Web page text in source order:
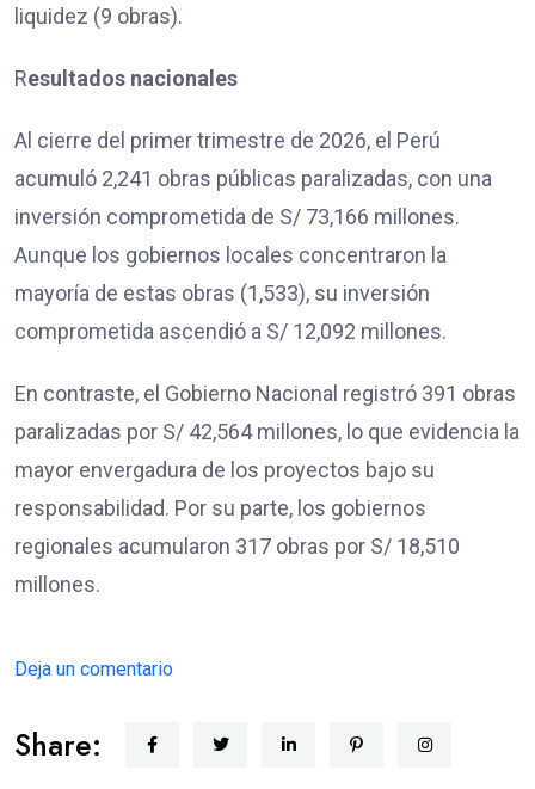
liquidez (9 obras).
Resultados nacionales
Al cierre del primer trimestre de 2026, el Perú
acumuló 2,241 obras públicas paralizadas, con una
inversión comprometida de S/ 73,166 millones.
Aunque los gobiernos locales concentraron la
mayoría de estas obras (1,533), su inversión
comprometida ascendió a S/ 12,092 millones.
En contraste, el Gobierno Nacional registró 391 obras
paralizadas por S/ 42,564 millones, lo que evidencia la
mayor envergadura de los proyectos bajo su
responsabilidad. Por su parte, los gobiernos
regionales acumularon 317 obras por S/ 18,510
millones.
Deja un comentario
Share: